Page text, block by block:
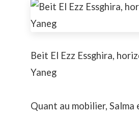
Beit El Ezz Essghira,
Yaneg
Quant au mobilier,